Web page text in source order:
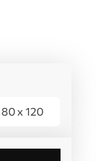
80 x 120